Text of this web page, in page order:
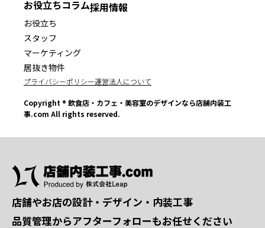
お役立ちコラム
お役立ち
スタッフ
マーケティング
居抜き物件
採用情報
プライバシーポリシー運営法人について
Copyright ® 飲食店・カフェ・美容室のデザインなら店舗内装工
事.com All rights reserved.
店舗やお店の設計・デザイン・内装工事
品質管理からアフターフォローもお任せください